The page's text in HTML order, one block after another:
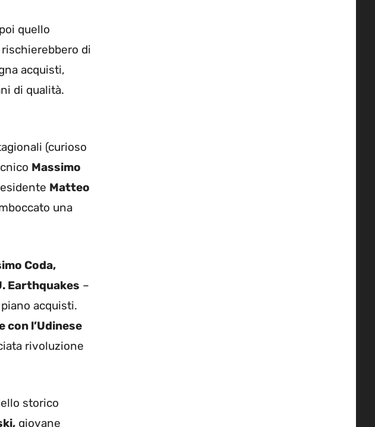
quello
di
acquisti,
di qualità.
(curioso
Massimo
Matteo
una
Coda,
Earthquakes –
acquisti.
con l’Udinese
rivoluzione
storico
giovane